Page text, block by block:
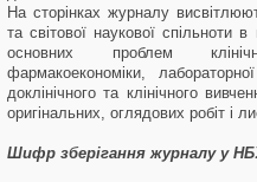
На сторінках журналу
та світової наукової спільноти
основних проблем
фармакоекономіки,
доклінічного та клінічного
оригінальних, оглядових робіт і
Шифр зберігання журналу у